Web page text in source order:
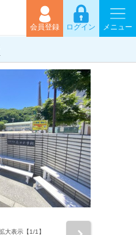
会員登録 ログイン メニュー
大表示【1/1】